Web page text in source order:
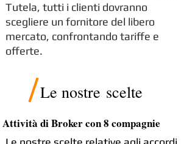
Tutela, tutti i clienti dovranno
scegliere un fornitore del libero
mercato, confrontando tariffe e
offerte.
Le nostre scelte
Attività di Broker con 8 compagnie